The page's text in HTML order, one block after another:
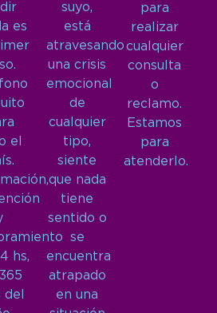
es
el
hs,
del
suyo,
está
atravesando
una crisis
emocional
de
cualquier
tipo,
siente
que nada
tiene
sentido o
se
encuentra
atrapado
en una
para
realizar
cualquier
consulta
o
reclamo.
Estamos
para
atenderlo.